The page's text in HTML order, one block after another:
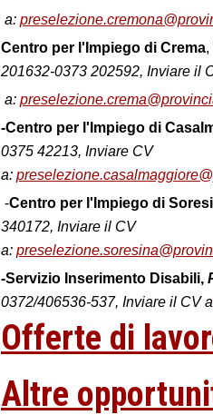
a:
Centro per l'Impiego di Crema,
201632-0373 202592, Inviare il
a:
-Centro per l'Impiego di
0375 42213, Inviare CV
a:
-Centro per l'Impiego di
340172, Inviare il CV
a:
-Servizio Inserimento Disabili,
0372/406536-537, Inviare il CV
Offerte di
Altre